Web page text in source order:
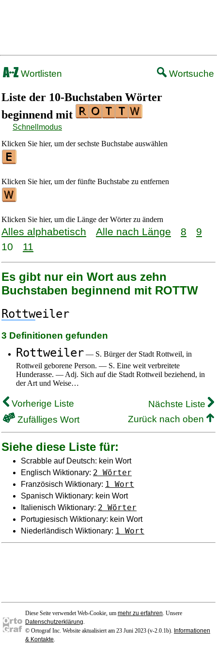
Wortlisten Wortsuche
Liste der 10-Buchstaben Wörter
beginnend mit
Schnellmodus
Klicken Sie hier, um der sechste Buchstabe auswählen
Klicken Sie hier, um der fünfte Buchstabe zu entfernen
Klicken Sie hier, um die Länge der Wörter zu ändern
Alles alphabetisch Alle nach Länge 8
9
10
11
Es gibt nur ein Wort aus zehn
Buchstaben beginnend mit ROTTW
Rottweiler
3 Definitionen gefunden
Rottweiler — S. Bürger der Stadt Rottweil, in
Rottweil geborene Person. — S. Eine weit verbreitete
Hunderasse. — Adj. Sich auf die Stadt Rottweil beziehend, in
der Art und Weise…
Vorherige Liste
Nächste Liste
Zufälliges Wort
Zurück nach oben
Siehe diese Liste für:
Scrabble auf Deutsch: kein Wort
Englisch Wiktionary: 2 Wörter
Französisch Wiktionary: 1 Wort
Spanisch Wiktionary: kein Wort
Italienisch Wiktionary: 2 Wörter
Portugiesisch Wiktionary: kein Wort
Niederländisch Wiktionary: 1 Wort
Diese Seite verwendet Web-Cookie, um mehr zu erfahren. Unsere
Datenschutzerklärung.
© Ortograf Inc. Website aktualisiert am 23 Juni 2023 (v-2.0.1b). Informationen
& Kontakte.